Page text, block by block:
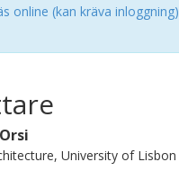
online (kan kräva inloggning)
University of Lisbon